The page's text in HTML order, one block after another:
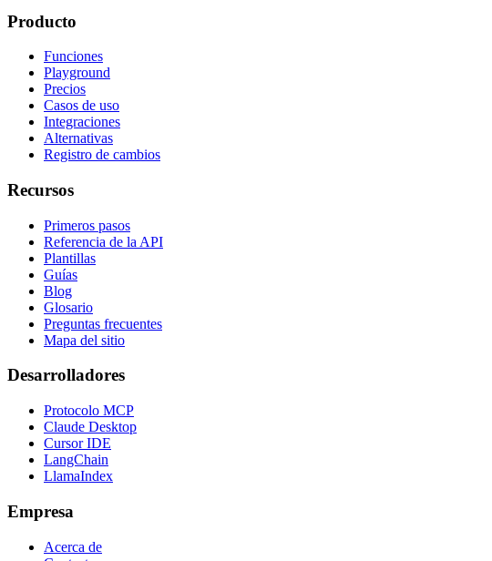
Producto
Funciones
Playground
Precios
Casos de uso
Integraciones
Alternativas
Registro de cambios
Recursos
Primeros pasos
Referencia de la API
Plantillas
Guías
Blog
Glosario
Preguntas frecuentes
Mapa del sitio
Desarrolladores
Protocolo MCP
Claude Desktop
Cursor IDE
LangChain
LlamaIndex
Empresa
Acerca de